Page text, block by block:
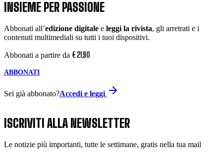
INSIEME PER PASSIONE
Abbonati all’edizione digitale e leggi la rivista, gli arretrati e i
contenuti multimediali su tutti i tuoi dispositivi.
Abbonati a partire da € 21,90
ABBONATI
Sei già abbonato?Accedi e leggi
ISCRIVITI ALLA NEWSLETTER
Le notizie più importanti, tutte le settimane, gratis nella tua mail